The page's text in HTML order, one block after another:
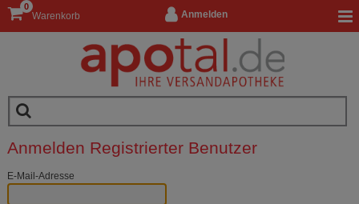
Anmelden
Warenkorb
0
Anmelden Registrierter Benutzer
E-Mail-Adresse